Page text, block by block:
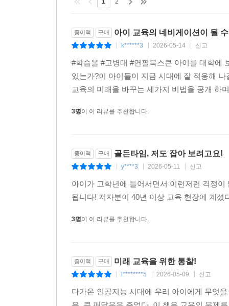
종이책 구매 아이 교육의 네비게이션이 될
| k******3 | 2026-05-14 신고
#학습을 #고병대 #연필북스큰 아이를 대학에
있는가?이 아이들이 지금 시대에 잘 적응해
종이책 구매 골든타임, 저도 잡아 보려고요!
| y****3 | 2026-05-11 | 신고
아이가 고학년에 들어서면서 이런저런 걱정
종이책 구매 미래 교육을 위한 통찰!
| l********5 | 2026-05-09 | 신고